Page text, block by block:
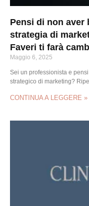
Pensi di non
strategia di
Faveri ti farà
Maggio 6, 2025
Sei un professionista e
strategico di marketing?
CONTINUA A LEGGERE »